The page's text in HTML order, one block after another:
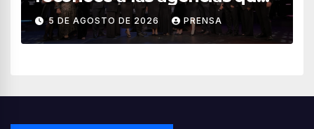
impulsan el crecimiento del
turismo en México
5 DE AGOSTO DE 2026 PRENSA